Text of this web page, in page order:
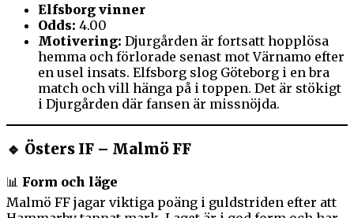
Elfsborg vinner
Odds: 4.00
Motivering: Djurgården är fortsatt hopplösa
hemma och förlorade senast mot Värnamo efter
en usel insats. Elfsborg slog Göteborg i en bra
match och vill hänga på i toppen. Det är stökigt
i Djurgården där fansen är missnöjda.
🔹 Östers IF – Malmö FF
📊 Form och läge
Malmö FF jagar viktiga poäng i guldstriden efter att